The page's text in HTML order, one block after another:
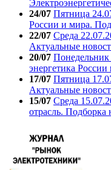
24/07 Пятница
России и мира.
22/07 Среда
Актуальные
20/07 Понедельник
энергетика
17/07 Пятница
Актуальные
15/07 Среда
отрасль. Подборка